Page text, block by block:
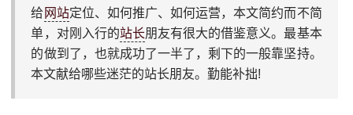
给 网站定位、如何推广、如何运营，本文简约而不简
单，对刚入行的站长朋友有很大的借鉴意义。最基本
的做到了，也就成功了一半了，剩下的一般靠坚持。
本文献给哪些迷茫的站长朋友。勤能补拙!